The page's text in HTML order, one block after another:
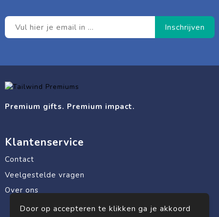
Premium gifts. Premium impact.
Klantenservice
Contact
Veelgestelde vragen
Over ons
Door op accepteren te klikken ga je akkoord